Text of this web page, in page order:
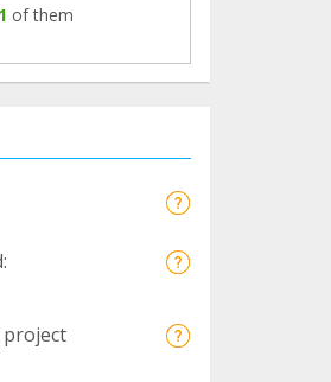
1 of them